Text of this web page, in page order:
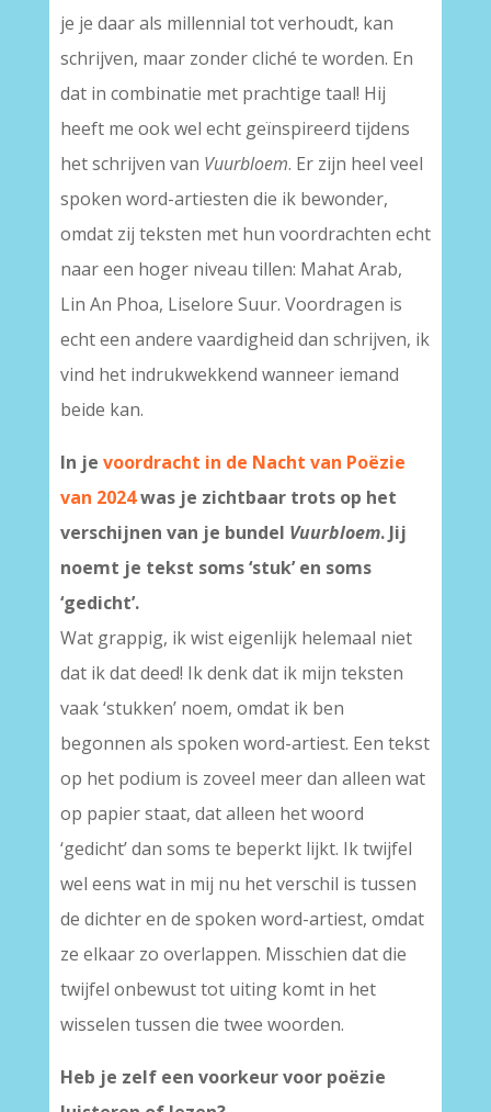
je je daar als millennial tot verhoudt, kan
schrijven, maar zonder cliché te worden. En
dat in combinatie met prachtige taal! Hij
heeft me ook wel echt geïnspireerd tijdens
het schrijven van Vuurbloem. Er zijn heel veel
spoken word-artiesten die ik bewonder,
omdat zij teksten met hun voordrachten echt
naar een hoger niveau tillen: Mahat Arab,
Lin An Phoa, Liselore Suur. Voordragen is
echt een andere vaardigheid dan schrijven, ik
vind het indrukwekkend wanneer iemand
beide kan.
In je voordracht in de Nacht van Poëzie
van 2024was je zichtbaar trots op het
verschijnen van je bundel Vuurbloem. Jij
noemt je tekst soms ‘stuk’ en soms
‘gedicht’.
Wat grappig, ik wist eigenlijk helemaal niet
dat ik dat deed! Ik denk dat ik mijn teksten
vaak ‘stukken’ noem, omdat ik ben
begonnen als spoken word-artiest. Een tekst
op het podium is zoveel meer dan alleen wat
op papier staat, dat alleen het woord
‘gedicht’ dan soms te beperkt lijkt. Ik twijfel
wel eens wat in mij nu het verschil is tussen
de dichter en de spoken word-artiest, omdat
ze elkaar zo overlappen. Misschien dat die
twijfel onbewust tot uiting komt in het
wisselen tussen die twee woorden.
Heb je zelf een voorkeur voor poëzie